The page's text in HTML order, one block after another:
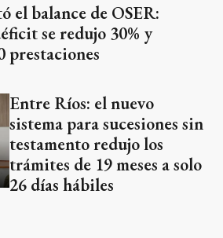
el balance de OSER:
se redujo 30% y
prestaciones
Entre Ríos: el nuevo
sistema para sucesiones sin
testamento redujo los
trámites de 19 meses a solo
26 días hábiles